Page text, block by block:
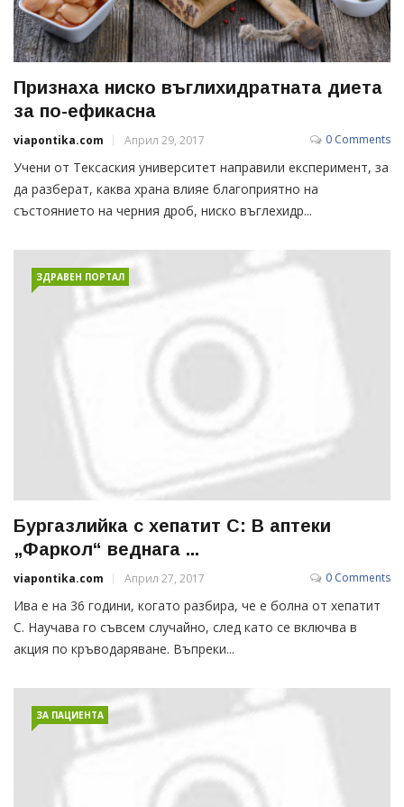
Признаха ниско въглихидратната диета
за по-ефикасна
viapontika.com Април 29, 2017 0 Comments
Учени от Тексаския университет направили експеримент, за
да разберат, каква храна влияе благоприятно на
състоянието на черния дроб, ниско въглехидр...
ЗДРАВЕН ПОРТАЛ
Бургазлийка с хепатит С: В аптеки
„Фаркол“ веднага ...
viapontika.com Април 27, 2017 0 Comments
Ива е на 36 години, когато разбира, че е болна от хепатит
С. Научава го съвсем случайно, след като се включва в
акция по кръводаряване. Въпреки...
ЗА ПАЦИЕНТА